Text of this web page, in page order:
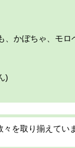
かぼちゃ、モロ
)
を取り揃えてい